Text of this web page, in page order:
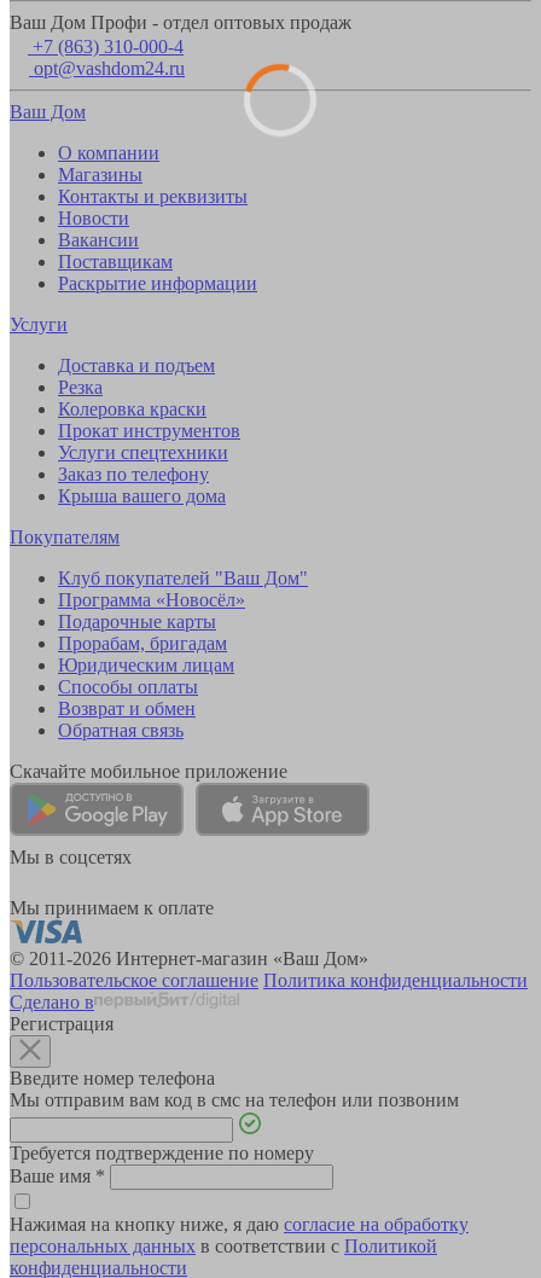
Ваш Дом Профи - отдел оптовых продаж
+7 (863) 310-000-4
opt@vashdom24.ru
Ваш Дом
О компании
Магазины
Контакты и реквизиты
Новости
Вакансии
Поставщикам
Раскрытие информации
Услуги
Доставка и подъем
Резка
Колеровка краски
Прокат инструментов
Услуги спецтехники
Заказ по телефону
Крыша вашего дома
Покупателям
Клуб покупателей "Ваш Дом"
Программа «Новосёл»
Подарочные карты
Прорабам, бригадам
Юридическим лицам
Способы оплаты
Возврат и обмен
Обратная связь
Скачайте мобильное приложение
Мы в соцсетях
Мы принимаем к оплате
© 2011-2026 Интернет-магазин «Ваш Дом»
Пользовательское соглашение Политика конфиденциальности
Сделано в
Регистрация
Введите номер телефона
Мы отправим вам код в смс на телефон или позвоним
Требуется подтверждение по номеру
Ваше имя *
Нажимая на кнопку ниже, я даю согласие на обработку
персональных данных в соответствии с Политикой
конфиденциальности